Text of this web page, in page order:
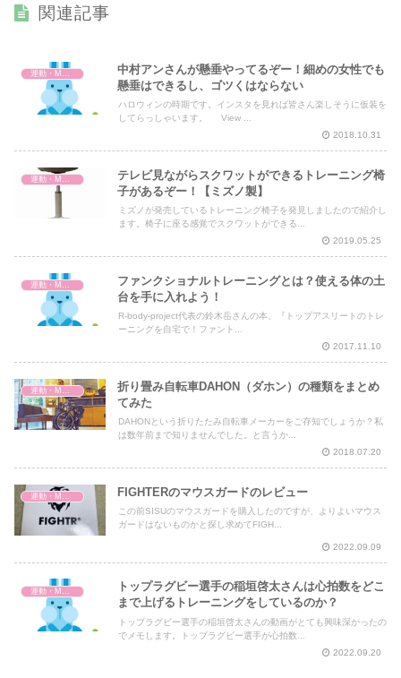
関連記事
運動・MMA・身体づくり
中村アンさんが懸垂やってるぞー！細めの女性でも
懸垂はできるし、ゴツくはならない
ハロウィンの時期です。インスタを見れば皆さん楽しそうに仮装を
してらっしゃいます。 View ...
2018.10.31
運動・MMA・身体づくり
テレビ見ながらスクワットができるトレーニング椅
子があるぞー！【ミズノ製】
ミズノが発売しているトレーニング椅子を発見しましたので紹介し
ます。椅子に座る感覚でスクワットができる...
2019.05.25
運動・MMA・身体づくり
ファンクショナルトレーニングとは？使える体の土
台を手に入れよう！
R-body-project代表の鈴木岳さんの本、『トップアスリートのトレ
ーニングを自宅で！ファント...
2017.11.10
運動・MMA・身体づくり
折り畳み自転車DAHON（ダホン）の種類をまとめ
てみた
DAHONという折りたたみ自転車メーカーをご存知でしょうか？私
は数年前まで知りませんでした。と言うか...
2018.07.20
FIGHTERのマウスガードのレビュー
この前SISUのマウスガードを購入したのですが、よりよいマウス
ガードはないものかと探し求めてFIGH...
2022.09.09
トップラグビー選手の稲垣啓太さんは心拍数をどこ
まで上げるトレーニングをしているのか？
トップラグビー選手の稲垣啓太さんの動画がとても興味深かったの
でメモします。トップラグビー選手が心拍数...
2022.09.20